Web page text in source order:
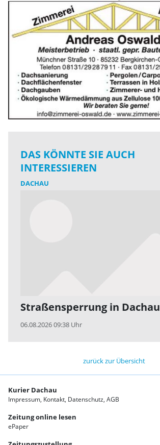
DAS KÖNNTE SIE AUCH
INTERESSIEREN
DACHAU
Straßensperrung in Dachau
06.08.2026 09:38 Uhr
zurück zur Übersicht
Kurier Dachau
Impressum Kontakt Datenschutz AGB
Zeitung online lesen
ePaper